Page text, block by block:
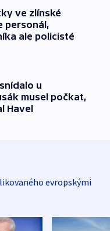
ve zlínské
personál,
ale policisté
u
musel počkat,
Havel
evropskými